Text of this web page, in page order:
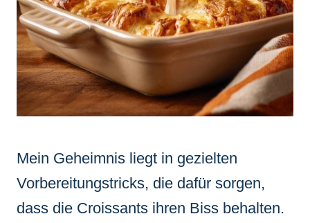
Mein Geheimnis liegt in gezielten
Vorbereitungstricks, die dafür sorgen,
dass die Croissants ihren Biss behalten.